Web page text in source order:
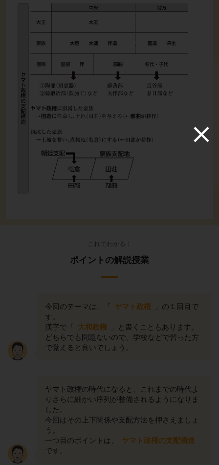
これでわかる！
ポイントの解説授業
今回のテーマは、「 ヤマト政権
」の１回目で
す。
漢字で「
大和政権
」と書くこともあります。
どちらでも問題ないので、学校などで習った方
で覚えると良いでしょう。
ヤマト政権の時代になると、これまでの時代よ
りさらに細かい序列が整備されるようになりま
した。
今回はその上下関係や支配方法を押さえましょ
う。
一つ目のポイントは、
ヤマト政権の支配構造
です。